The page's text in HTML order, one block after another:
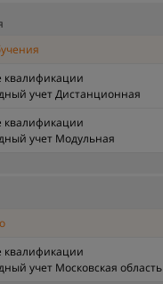
учет Дистанционная
учет Модульная
учет Московская область